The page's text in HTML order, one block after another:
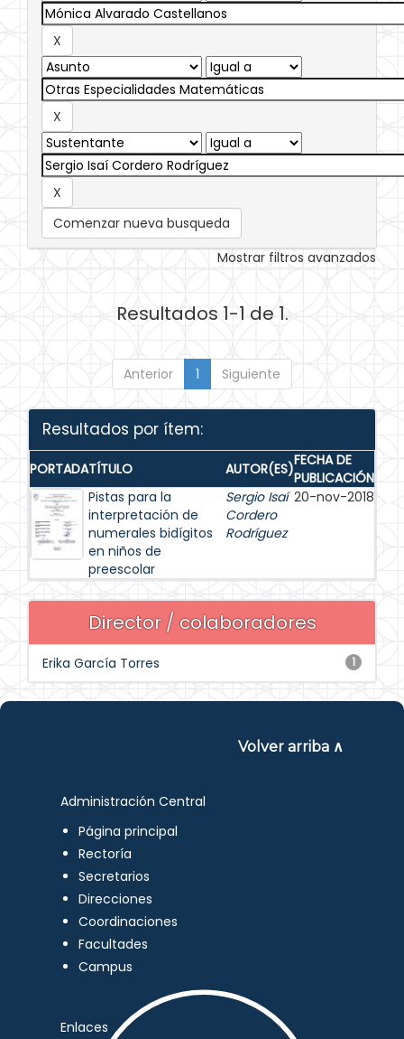
Comenzar nueva busqueda
Mostrar filtros avanzados
Resultados 1-1 de 1.
Anterior 1 Siguiente
Resultados por ítem:
PORTADATÍTULO AUTOR(ES)FECHA DE
PUBLICACIÓN
Pistas para la
interpretación de
numerales bidígitos
en niños de
preescolar
Sergio Isaí
Cordero
Rodríguez
20-nov-2018
Director / colaboradores
1
Erika García Torres
Volver arriba ∧
Administración Central
Página principal
Rectoría
Secretarios
Direcciones
Coordinaciones
Facultades
Campus
Enlaces